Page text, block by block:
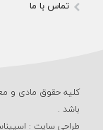
تماس با ما
کلیه حقوق مادی و
باشد .
طراحی سایت: